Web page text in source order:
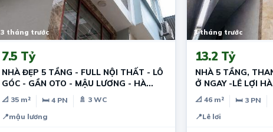
3 tháng trước
7.5 Tỷ
NHÀ ĐẸP 5 TẦNG - FULL NỘI THẤT - LÔ
GÓC - GẦN OTO - MẬU LƯƠNG - HÀ
ĐÔNG
📐 35 m² 🛏 4 PN
🚿 3 WC
📍mậu lương
3 tháng trước
13.2 Tỷ
NHÀ 5 TẦNG,
Ở NGAY -LÊ LỢI
📐 46 m² 🛏 3 PN
📍Lê lơi